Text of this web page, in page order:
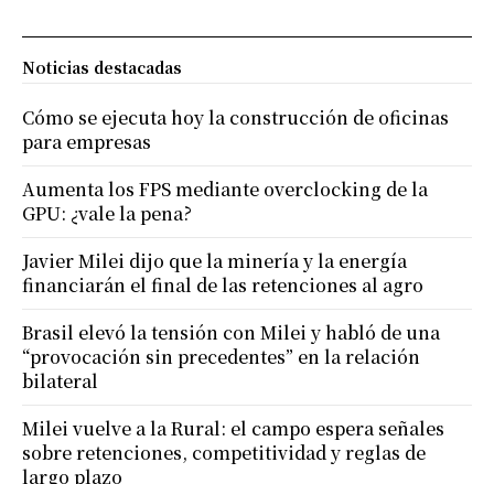
Noticias destacadas
Cómo se ejecuta hoy la construcción de oficinas
para empresas
Aumenta los FPS mediante overclocking de la
GPU: ¿vale la pena?
Javier Milei dijo que la minería y la energía
financiarán el final de las retenciones al agro
Brasil elevó la tensión con Milei y habló de una
“provocación sin precedentes” en la relación
bilateral
Milei vuelve a la Rural: el campo espera señales
sobre retenciones, competitividad y reglas de
largo plazo